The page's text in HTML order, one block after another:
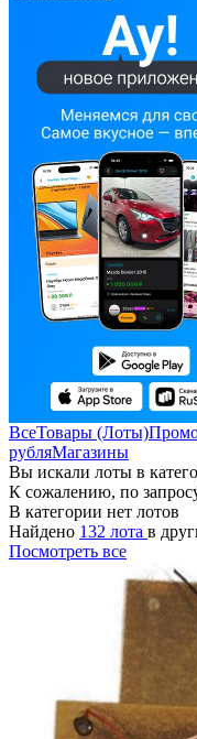
ВсеТовары (Лоты)
рубляМагазины
Вы искали лоты в
К сожалению, по
В категории нет лотов
Найдено 132 лота в
Посмотреть все